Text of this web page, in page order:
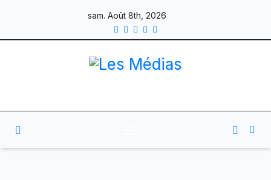
sam. Août 8th, 2026